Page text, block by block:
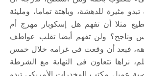
مثيرة للدهشة، وباهتة تماما، ومليئة
مثلا أن تفهم هل إسكوبار مهرج أم
ولن تفهم أيضا تقلب عواطف
فبعد أن وقعت فى غرامه خلال خمس
نراها تتعاون فى النهاية مع الشرطة